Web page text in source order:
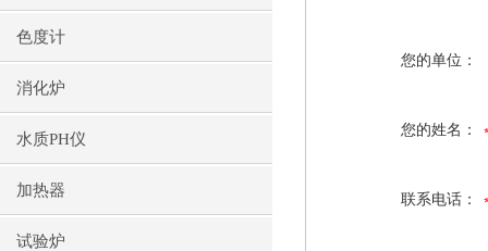
色度计
消化炉
水质PH仪
加热器
试验炉
您的单位：
您的姓名：
联系电话：